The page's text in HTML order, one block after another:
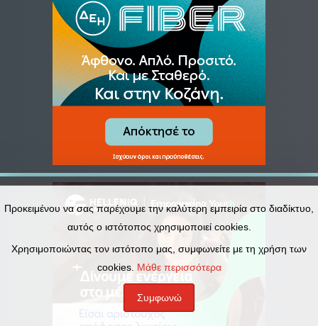
Προκειμένου να σας παρέχουμε την καλύτερη εμπειρία στο διαδίκτυο,
αυτός ο ιστότοπος χρησιμοποιεί cookies.
Χρησιμοποιώντας τον ιστότοπο μας, συμφωνείτε με τη χρήση των
cookies. Μάθε περισσότερα
Συμφωνώ